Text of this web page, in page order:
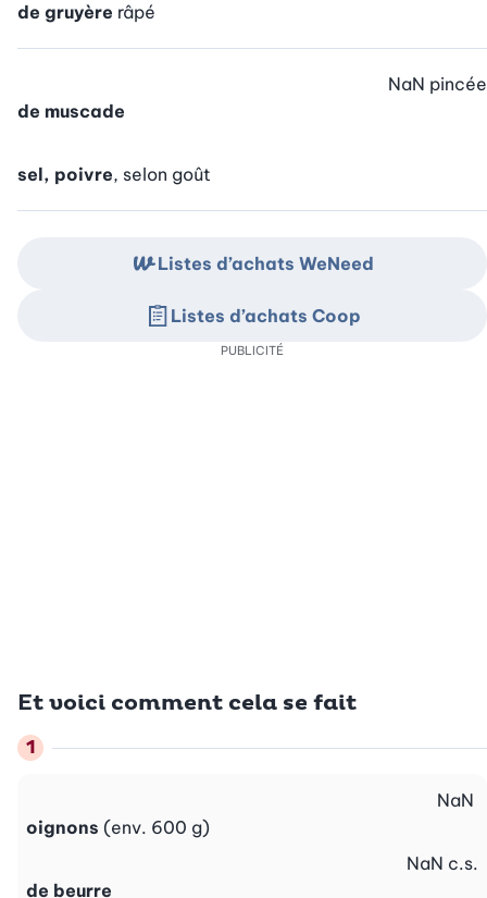
de gruyère râpé
de muscade
NaN pincée
sel, poivre, selon goût
Et voici comment cela se fait
oignons (env. 600 g)
NaN
de beurre
NaN c.s.
Listes d’achats WeNeed
Listes d’achats Coop
PUBLICITÉ